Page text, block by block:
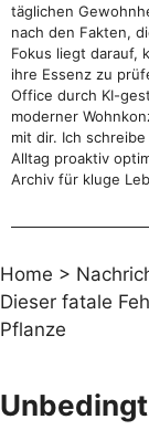
täglichen
nach den Fakten,
Fokus liegt darauf,
ihre Essenz zu
Office durch KI-
moderner
mit dir. Ich
Alltag proaktiv
Archiv für kluge
Home >
Dieser fatale
Pflanze